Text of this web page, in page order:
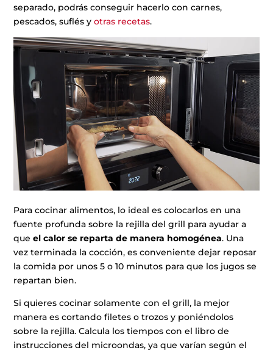
separado, podrás conseguir hacerlo con carnes,
pescados, suflés yotras recetas.
Para cocinar alimentos, lo ideal es colocarlos en una
fuente profunda sobre la rejilla del grill para ayudar a
queel calor se reparta de manera homogénea. Una
vez terminada la cocción, es conveniente dejar reposar
la comida por unos 5 o 10 minutos para que los jugos se
repartan bien.
Si quieres cocinar solamente con el grill, la mejor
manera es cortando filetes o trozos y poniéndolos
sobre la rejilla. Calcula los tiempos con el libro de
instrucciones del microondas, ya que varían según el